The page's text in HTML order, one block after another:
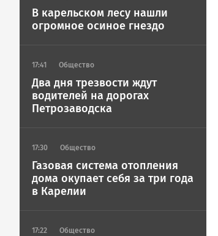
В карельском лесу нашли
огромное осиное гнездо
17:41 Общество
Два дня трезвости ждут
водителей на дорогах
Петрозаводска
17:30 Общество
Газовая система отопления
дома окупает себя за три года
в Карелии
17:22 Общество